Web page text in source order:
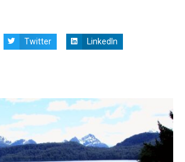
Twitter
LinkedIn